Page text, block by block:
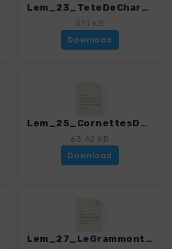
Lem_23_TeteDeCharousse.gpx
37.1 KB
Download
Lem_25_CornettesDeBise.gpx
63.42 KB
Download
Lem_27_LeGrammont.gpx